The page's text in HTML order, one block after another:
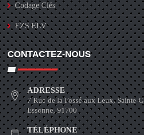
Codage Clés
EZS ELV
CONTACTEZ-NOUS
ADRESSE
7 Rue de la Fossé aux Leux, Sainte-
Essonne, 91700
TÉLÉPHONE